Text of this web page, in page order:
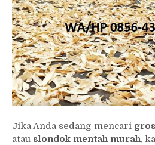
Jika Anda sedang mencari
atau slondok mentah murah,